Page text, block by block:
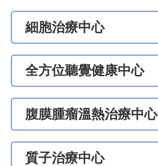
細胞治療中心
全方位聽覺健康中心
腹膜腫瘤溫熱治療中心
質子治療中心